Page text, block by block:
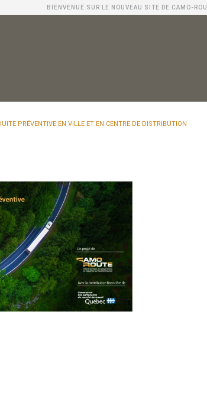
BIENVENUE SUR LE NOUVEAU SITE DE CAMO-
PRÉVENTIVE EN VILLE ET EN CENTRE DE DISTRIBUTION